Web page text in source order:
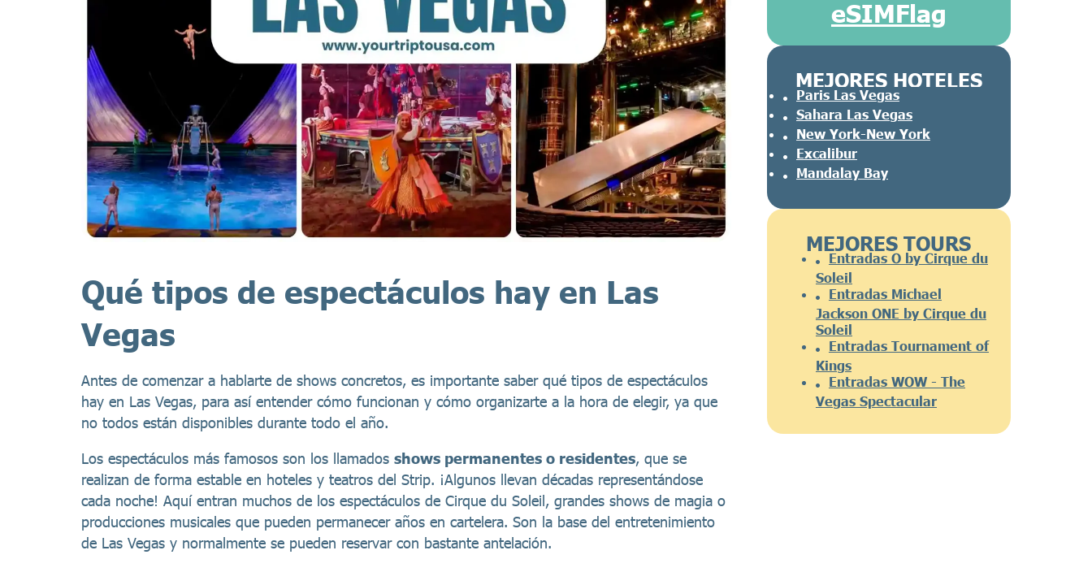
Qué tipos de espectáculos hay en Las
Vegas
Antes de comenzar a hablarte de shows concretos, es importante saber qué tipos de espectáculos
hay en Las Vegas, para así entender cómo funcionan y cómo organizarte a la hora de elegir, ya que
no todos están disponibles durante todo el año.
Los espectáculos más famosos son los llamados shows permanentes o residentes, que se
realizan de forma estable en hoteles y teatros del Strip. ¡Algunos llevan décadas representándose
cada noche! Aquí entran muchos de los espectáculos de Cirque du Soleil, grandes shows de magia o
producciones musicales que pueden permanecer años en cartelera. Son la base del entretenimiento
de Las Vegas y normalmente se pueden reservar con bastante antelación.
eSIMFlag
MEJORES HOTELES
Paris Las Vegas
Sahara Las Vegas
New York-New York
Excalibur
Mandalay Bay
MEJORES TOURS
Entradas O by Cirque du
Soleil
Entradas Michael
Jackson ONE by Cirque du
Soleil
Entradas Tournament of
Kings
Entradas WOW - The
Vegas Spectacular